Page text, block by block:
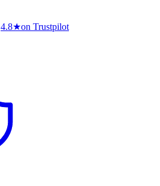
4.8★on Trustpilot